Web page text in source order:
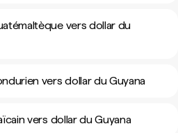
vers dollar du
vers dollar du Guyana
vers dollar du Guyana